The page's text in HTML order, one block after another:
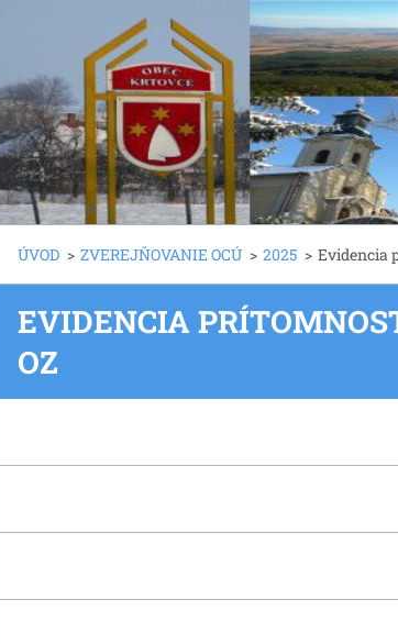
ÚVOD > ZVEREJŇOVANIE OCÚ > 2025 > Evidencia
EVIDENCIA
OZ